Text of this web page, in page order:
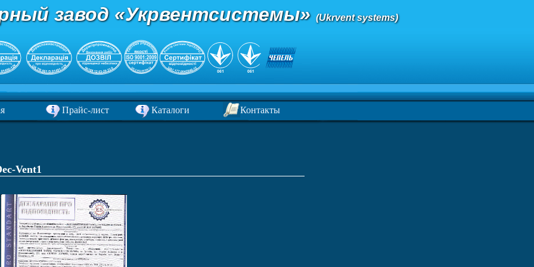
завод «Укрвентсистемы» (Ukrvent systems)
Прайс-лист Каталоги Контакты
Vent1